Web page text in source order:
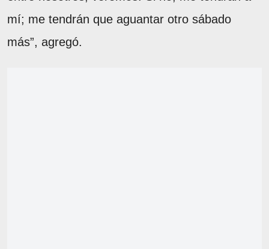
mí; me tendrán que aguantar otro sábado
más”, agregó.